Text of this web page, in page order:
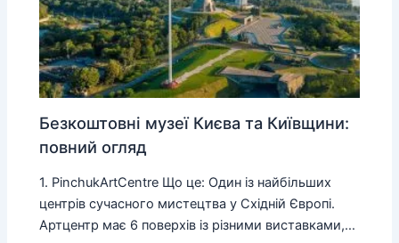
Безкоштовні музеї Києва та Київщини:
повний огляд
1. PinchukArtCentre Що це: Один із найбільших
центрів сучасного мистецтва у Східній Європі.
Артцентр має 6 поверхів із різними виставками,…